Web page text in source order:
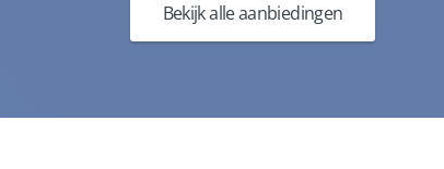
Bekijk alle aanbiedingen